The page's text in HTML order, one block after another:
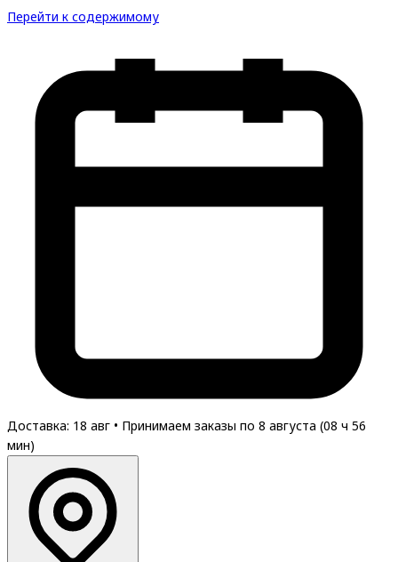
Перейти к содержимому
Доставка: 18 авг • Принимаем заказы по 8 августа (08 ч 56
мин)